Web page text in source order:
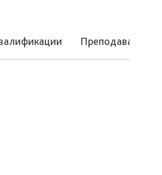
Преподаваемые